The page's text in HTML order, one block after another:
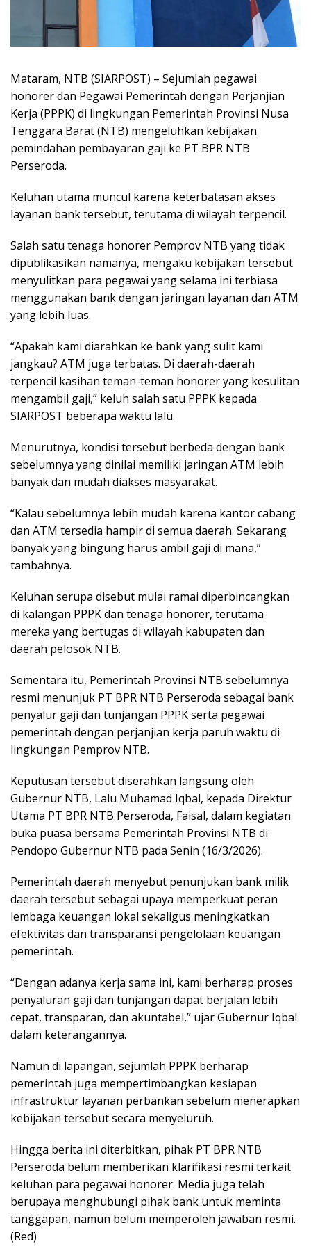
Mataram, NTB (SIARPOST) – Sejumlah pegawai
honorer dan Pegawai Pemerintah dengan Perjanjian
Kerja (PPPK) di lingkungan Pemerintah Provinsi Nusa
Tenggara Barat (NTB) mengeluhkan kebijakan
pemindahan pembayaran gaji ke PT BPR NTB
Perseroda.
Keluhan utama muncul karena keterbatasan akses
layanan bank tersebut, terutama di wilayah terpencil.
Salah satu tenaga honorer Pemprov NTB yang tidak
dipublikasikan namanya, mengaku kebijakan tersebut
menyulitkan para pegawai yang selama ini terbiasa
menggunakan bank dengan jaringan layanan dan ATM
yang lebih luas.
“Apakah kami diarahkan ke bank yang sulit kami
jangkau? ATM juga terbatas. Di daerah-daerah
terpencil kasihan teman-teman honorer yang kesulitan
mengambil gaji,” keluh salah satu PPPK kepada
SIARPOST beberapa waktu lalu.
Menurutnya, kondisi tersebut berbeda dengan bank
sebelumnya yang dinilai memiliki jaringan ATM lebih
banyak dan mudah diakses masyarakat.
“Kalau sebelumnya lebih mudah karena kantor cabang
dan ATM tersedia hampir di semua daerah. Sekarang
banyak yang bingung harus ambil gaji di mana,”
tambahnya.
Keluhan serupa disebut mulai ramai diperbincangkan
di kalangan PPPK dan tenaga honorer, terutama
mereka yang bertugas di wilayah kabupaten dan
daerah pelosok NTB.
Sementara itu, Pemerintah Provinsi NTB sebelumnya
resmi menunjuk PT BPR NTB Perseroda sebagai bank
penyalur gaji dan tunjangan PPPK serta pegawai
pemerintah dengan perjanjian kerja paruh waktu di
lingkungan Pemprov NTB.
Keputusan tersebut diserahkan langsung oleh
Gubernur NTB, Lalu Muhamad Iqbal, kepada Direktur
Utama PT BPR NTB Perseroda, Faisal, dalam kegiatan
buka puasa bersama Pemerintah Provinsi NTB di
Pendopo Gubernur NTB pada Senin (16/3/2026).
Pemerintah daerah menyebut penunjukan bank milik
daerah tersebut sebagai upaya memperkuat peran
lembaga keuangan lokal sekaligus meningkatkan
efektivitas dan transparansi pengelolaan keuangan
pemerintah.
“Dengan adanya kerja sama ini, kami berharap proses
penyaluran gaji dan tunjangan dapat berjalan lebih
cepat, transparan, dan akuntabel,” ujar Gubernur Iqbal
dalam keterangannya.
Namun di lapangan, sejumlah PPPK berharap
pemerintah juga mempertimbangkan kesiapan
infrastruktur layanan perbankan sebelum menerapkan
kebijakan tersebut secara menyeluruh.
Hingga berita ini diterbitkan, pihak PT BPR NTB
Perseroda belum memberikan klarifikasi resmi terkait
keluhan para pegawai honorer. Media juga telah
berupaya menghubungi pihak bank untuk meminta
tanggapan, namun belum memperoleh jawaban resmi.
(Red)